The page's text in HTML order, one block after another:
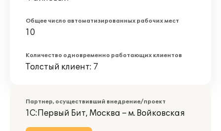
Общее число автоматизированных рабочих мест
10
Количество одновременно работающих клиентов
Толстый клиент: 7
Партнер, осуществивший внедрение/проект
1С:Первый Бит, Москва – м. Войковская